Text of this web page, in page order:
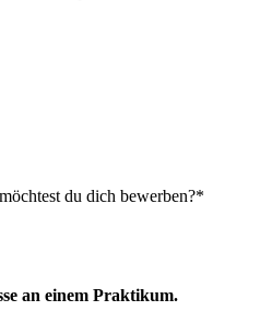
du dich bewerben?*
an einem Praktikum.